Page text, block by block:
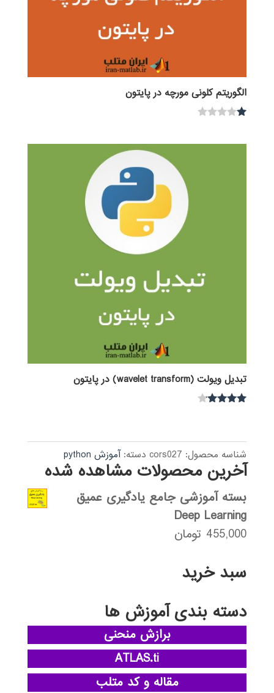
الگوریتم کلونی مورچه در پایتون
1.
تبدیل ویولت (wavelet transform) در پایتون
شناسه محصول: cors027 دسته:آموزش python
آخرین محصولات مشاهده شده
بسته آموزشی جامع یادگیری عمیق
Deep Learning
455,000 تومان
سبد خرید
دسته بندی آموزش ها
برازش منحنی
ATLAS.ti
مقاله و کد متلب